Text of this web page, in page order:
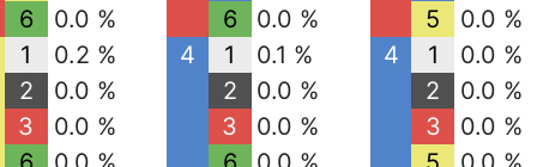
6
0.0 %
1
0.2 %
2
0.0 %
3
0.0 %
6
0.0 %
4
1
0.1 %
2
0.0 %
3
0.0 %
5
0.0 %
4
1
0.0 %
2
0.0 %
3
0.0 %